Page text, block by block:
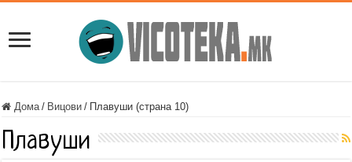
Дома / Вицови / Плавуши (страна 10)
Плавуши